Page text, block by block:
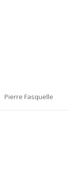
Pierre Fasquelle